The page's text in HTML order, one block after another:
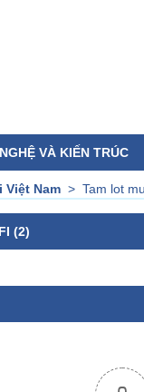
VÀ KIẾN TRÚC
Nam > Tam lot
(2)